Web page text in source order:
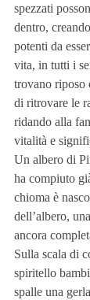
spezzati
dentro,
potenti da
vita, in tutti i
trovano riposo
di ritrovare le
ridando alla
vitalità e
Un albero di
ha compiuto
chioma è
dell’albero,
ancora
Sulla scala di
spiritello
spalle una